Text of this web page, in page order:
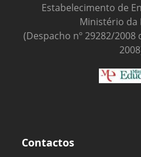
Estabelecimento de
Ministério da
(Despacho nº 29282/
Contactos